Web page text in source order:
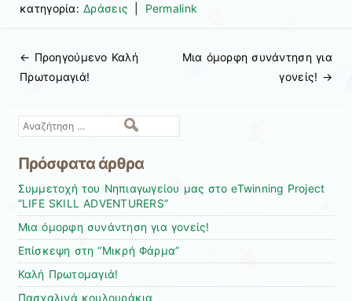
κατηγορία:Δράσεις Permalink
Πλοήγηση άρθρων
← Προηγούμενo Καλή
Πρωτομαγιά!
Μια όμορφη συνάντηση για
γονείς! →
Αναζήτηση
Πρόσφατα άρθρα
Συμμετοχή του Νηπιαγωγείου μας στο eTwinning Project
“LIFE SKILL ADVENTURERS”
Μια όμορφη συνάντηση για γονείς!
Επίσκεψη στη “Μικρή Φάρμα”
Καλή Πρωτομαγιά!
Πασχαλινά κουλουράκια